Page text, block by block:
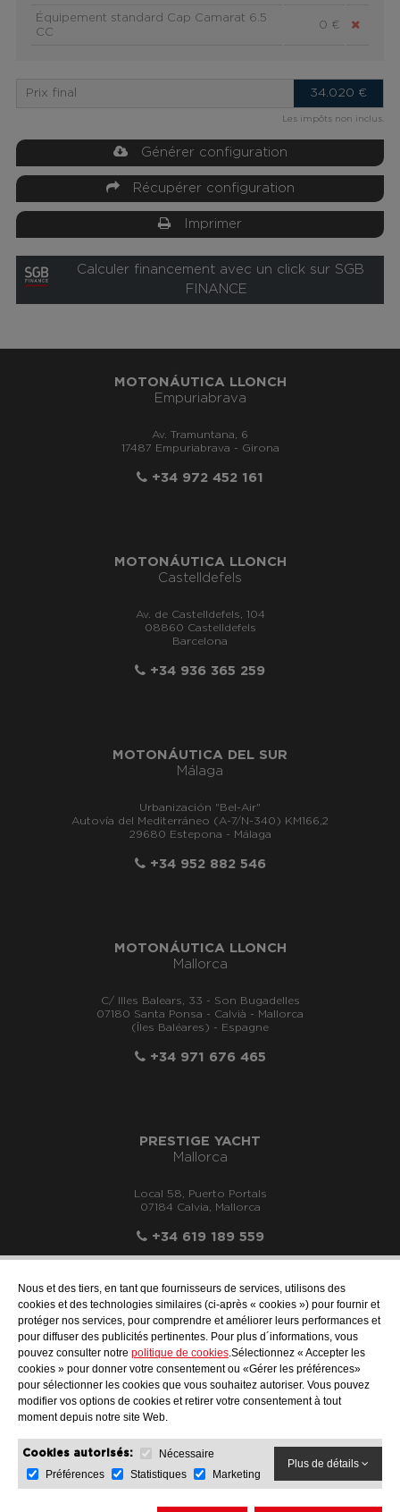
Équipement standard Cap Camarat 6.5
CC
0 €
Prix final 34.020 €
Les impôts non inclus.
Générer configuration
Récupérer configuration
Imprimer
Calculer financement avec un click sur SGB
FINANCE
Nous et des tiers, en tant que fournisseurs de services, utilisons des
cookies et des technologies similaires (ci-après « cookies ») pour fournir et
protéger nos services, pour comprendre et améliorer leurs performances et
pour diffuser des publicités pertinentes. Pour plus d´informations, vous
pouvez consulter notre politique de cookies.Sélectionnez « Accepter les
cookies » pour donner votre consentement ou «Gérer les préférences»
pour sélectionner les cookies que vous souhaitez autoriser. Vous pouvez
modifier vos options de cookies et retirer votre consentement à tout
moment depuis notre site Web.
Cookies autorisés:
Nécessaire
Préférences
Statistiques Marketing
Plus de détails
MOTONÁUTICA LLONCH
Empuriabrava
Av. Tramuntana, 6
17487 Empuriabrava - Girona
+34 972 452 161
MOTONÁUTICA LLONCH
Castelldefels
Av. de Castelldefels, 104
08860 Castelldefels
Barcelona
+34 936 365 259
MOTONÁUTICA DEL SUR
Málaga
Urbanización "Bel-Air"
Autovía del Mediterráneo (A-7/N-340) KM166,2
29680 Estepona - Málaga
+34 952 882 546
MOTONÁUTICA LLONCH
Mallorca
C/ Illes Balears, 33 - Son Bugadelles
07180 Santa Ponsa - Calvià - Mallorca
(Îles Baléares) - Espagne
+34 971 676 465
PRESTIGE YACHT
Mallorca
Local 58, Puerto Portals
07184 Calvia, Mallorca
+34 619 189 559
info@motonauticallonch.com